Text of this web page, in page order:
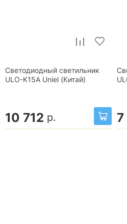
Светодиодный светильник
ULO-K15A Uniel (Китай)
10 712 р.